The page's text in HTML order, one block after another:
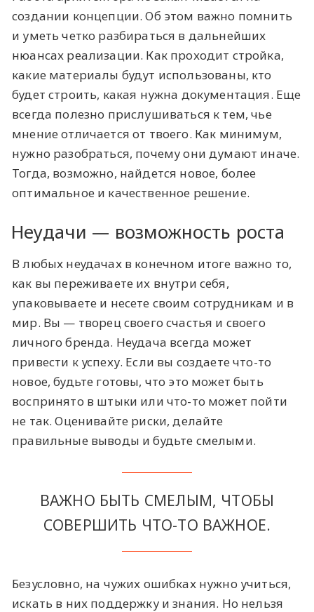
создании концепции. Об этом важно помнить
и уметь четко разбираться в дальнейших
нюансах реализации. Как проходит стройка,
какие материалы будут использованы, кто
будет строить, какая нужна документация. Еще
всегда полезно прислушиваться к тем, чье
мнение отличается от твоего. Как минимум,
нужно разобраться, почему они думают иначе.
Тогда, возможно, найдется новое, более
оптимальное и качественное решение.
Неудачи — возможность роста
В любых неудачах в конечном итоге важно то,
как вы переживаете их внутри себя,
упаковываете и несете своим сотрудникам и в
мир. Вы — творец своего счастья и своего
личного бренда. Неудача всегда может
привести к успеху. Если вы создаете что-то
новое, будьте готовы, что это может быть
воспринято в штыки или что-то может пойти
не так. Оценивайте риски, делайте
правильные выводы и будьте смелыми.
ВАЖНО БЫТЬ СМЕЛЫМ, ЧТОБЫ
СОВЕРШИТЬ ЧТО-ТО ВАЖНОЕ.
Безусловно, на чужих ошибках нужно учиться,
искать в них поддержку и знания. Но нельзя